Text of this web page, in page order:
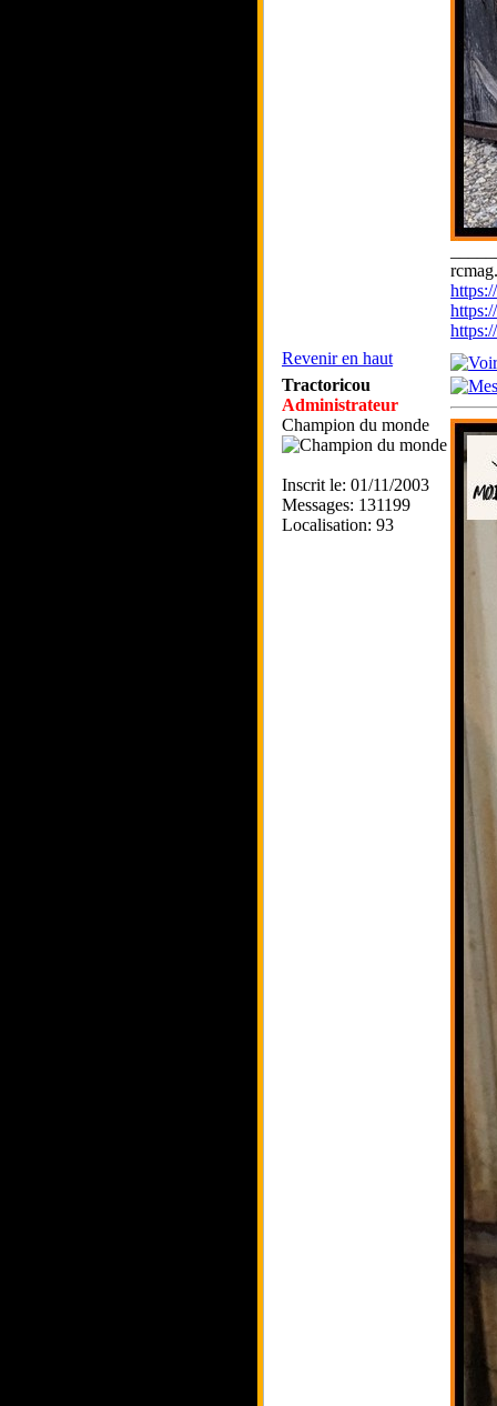
Revenir en haut
Tractoricou
Administrateur
Champion du monde
Inscrit le: 01/11/2003
Messages: 131199
Localisation: 93